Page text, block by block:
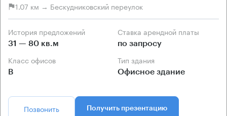
1.07 км → Бескудниковский переулок
История предложений
31 — 80 кв.м
Ставка арендной платы
по запросу
Класс офисов
B
Тип здания
Офисное здание
Позвонить Получить презентацию